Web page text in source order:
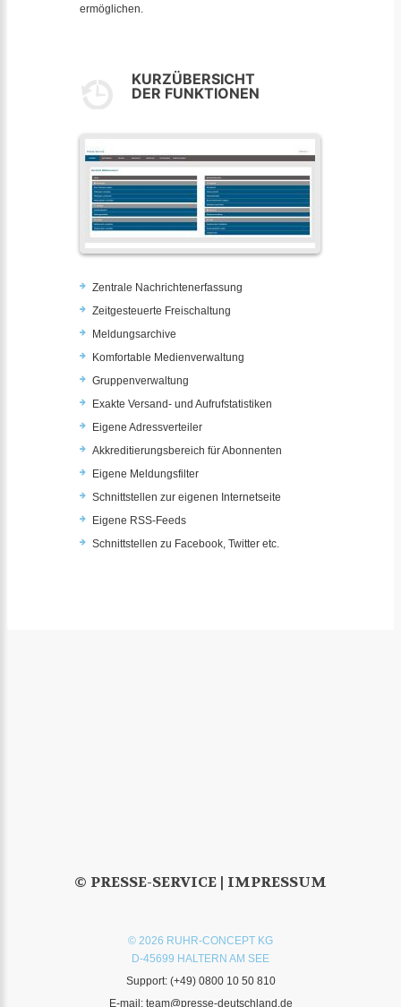
ermöglichen.
KURZÜBERSICHT
DER FUNKTIONEN
Zentrale Nachrichtenerfassung
Zeitgesteuerte Freischaltung
Meldungsarchive
Komfortable Medienverwaltung
Gruppenverwaltung
Exakte Versand- und Aufrufstatistiken
Eigene Adressverteiler
Akkreditierungsbereich für Abonnenten
Eigene Meldungsfilter
Schnittstellen zur eigenen Internetseite
Eigene RSS-Feeds
Schnittstellen zu Facebook, Twitter etc.
© PRESSE-SERVICE | IMPRESSUM
© 2026 RUHR-CONCEPT KG
D-45699 HALTERN AM SEE
Support: (+49) 0800 10 50 810
E-mail: team@presse-deutschland.de